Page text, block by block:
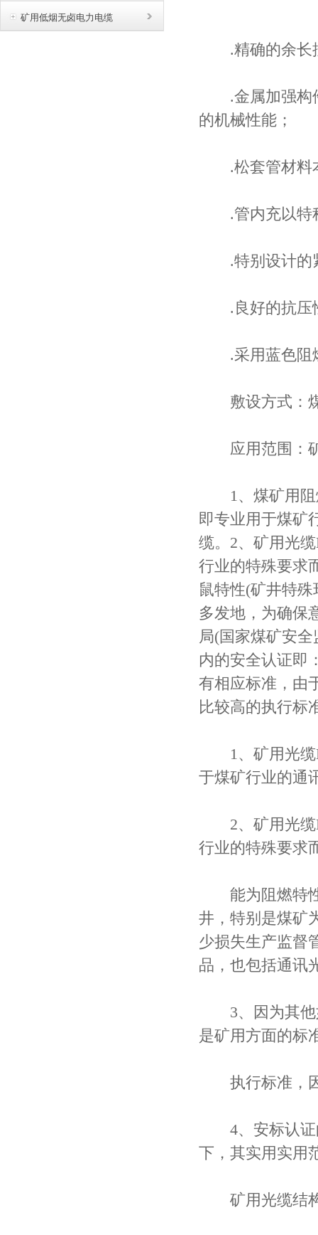
矿用低烟无卤电力电缆
.精确的余长控
.金属加强构件
的机械性能；
.松套管材料本
.管内充以特种
.特别设计的紧
.良好的抗压
.采用蓝色阻燃
敷设方式：煤
应用范围：矿
1、煤矿用阻
即专业用于煤矿
缆。2、矿用光
行业的特殊要求
鼠特性(矿井特
多发地，为确保
局(国家煤矿安
内的安全认证即
有相应标准，由
比较高的执行标
1、矿用光缆
于煤矿行业的通
2、矿用光缆
行业的特殊要求
能为阻燃特性
井，特别是煤矿
少损失生产监督
品，也包括通讯
3、因为其他
是矿用方面的标
执行标准，因
4、安标认证
下，其实用实用
矿用光缆结